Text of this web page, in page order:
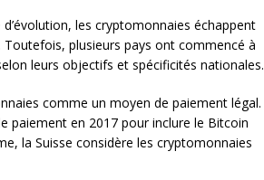
les cryptomonnaies échappent
plusieurs pays ont commencé à
leurs objectifs et spécificités nationales.
comme un moyen de paiement légal.
paiement en 2017 pour inclure le Bitcoin
la Suisse considère les cryptomonnaies